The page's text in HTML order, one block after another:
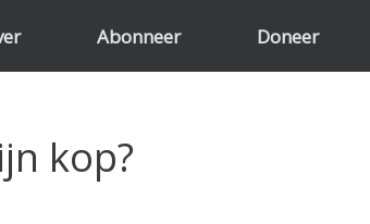
Abonneer Doneer
kop?